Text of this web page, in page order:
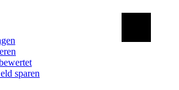
sparen